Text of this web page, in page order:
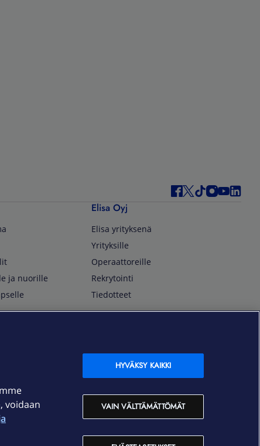
ja nuorille
Elisa Oyj
Elisa yrityksenä
Yrityksille
Operaattoreille
Rekrytointi
Tiedotteet
OmaElisa Self Service
Moving to Finland
Elisa Corporation
voidaan
VAIN VÄLTTÄMÄTTÖMÄT
HYVÄKSY KAIKKI